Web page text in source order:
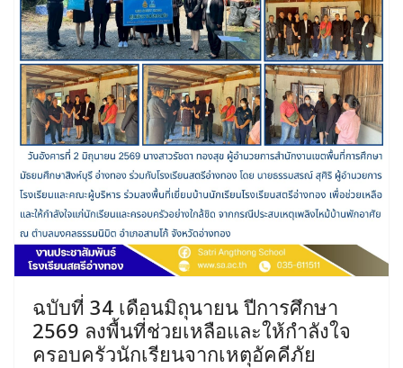
ฉบับที่ 34 เดือนมิถุนายน ปีการศึกษา
2569 ลงพื้นที่ช่วยเหลือและให้กำลังใจ
ครอบครัวนักเรียนจากเหตุอัคคีภัย